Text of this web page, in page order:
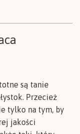
są tanie
Przecież
tylko na tym, by
jakości